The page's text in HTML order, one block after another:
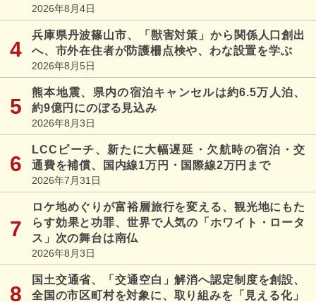
2026年8月4日
兵庫県丹波篠山市、「獣害対策」から関係人口創出
へ、市外在住者が防護柵点検や、わな設置を学ぶ
2026年8月5日
熊本地震、県内の宿泊キャンセルは約6.5万人泊、
約9億円にのぼる見込み
2026年8月3日
LCCピーチ、新たに大幅遅延・欠航時の宿泊・交
通費を補償、国内線1万円・国際線2万円まで
2026年7月31日
ロケ地めぐりが富裕層旅行を変える、観光地にもた
らす効果と功罪、世界で人気の「ホワイト・ロータ
ス」次の舞台は南仏
2026年8月3日
国土交通省、「交通空白」解消へ認定制度を創設、
全国の市区町村を対象に、取り組みを「見える化」